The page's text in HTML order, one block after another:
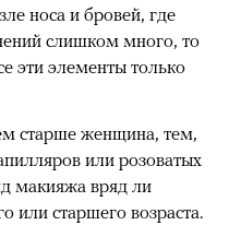
носа и бровей, где
слишком много, то
эти элементы только
старше женщина, тем,
или розоватых
макияжа вряд ли
или старшего возраста.